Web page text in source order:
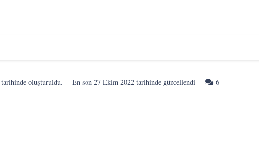
tarihinde oluşturuldu. En son27 Ekim 2022 tarihinde güncellendi 6Yorum